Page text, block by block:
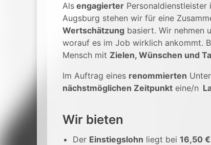
Als engagierter
Augsburg stehen wir für eine
Wertschätzung basiert. Wir nehmen
worauf es im Job wirklich ankommt.
Mensch mit Zielen, Wünschen und
Im Auftrag eines renommierten
nächstmöglichen Zeitpunkt eine/n
Wir bieten
Der Einstiegslohn liegt bei 16,50